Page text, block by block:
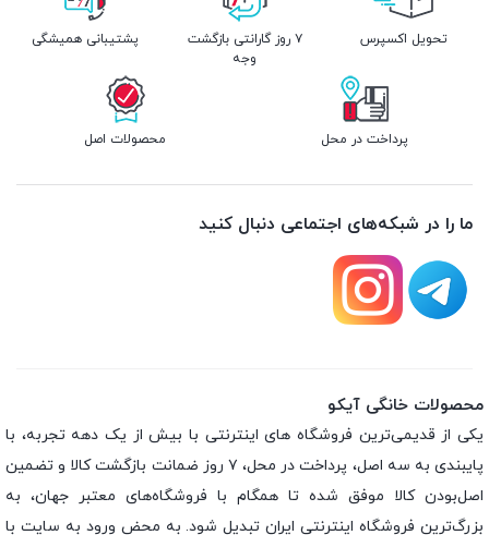
تحویل اکسپرس
۷ روز گارانتی بازگشت
وجه
پشتیبانی همیشگی
پرداخت در محل محصولات اصل
ما را در شبکه‌های اجتماعی دنبال کنید
محصولات خانگی آیکو
یکی از قدیمی‌ترین فروشگاه های اینترنتی با بیش از یک دهه تجربه، با
پایبندی به سه اصل، پرداخت در محل، ۷ روز ضمانت بازگشت کالا و تضمین
اصل‌بودن کالا موفق شده تا همگام با فروشگاه‌های معتبر جهان، به
بزرگ‌ترین فروشگاه اینترنتی ایران تبدیل شود. به محض ورود به سایت با